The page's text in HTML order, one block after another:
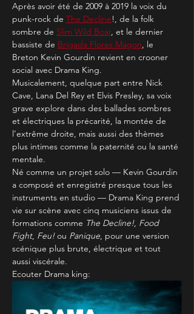
Après avoir été de 2009 à 2019 la voix du
punk-rock de The Decline!, de la folk
sombre de Slim Wild Boar, et le dernier
bassiste de Brigada Flores Magon, le
Breton Kevin Gourdin revient en crooner
social avec Drama King.
Musicalement, quelque part entre Nick
Cave, Lana Del Rey et Elvis Presley, sa voix
grave explore dans des ballades sombres
et électriques la précarité, la montée de
l’extrême droite, mais aussi des thèmes
plus intimes comme la paternité ou la santé
mentale.
Né comme un projet solo — Kevin Gourdin
a composé et enregistré presque tous les
instruments en studio — Drama King prend
vie sur scène avec cinq musiciens issus de
formations comme The Decline!, Food
Fight, Feu! ou Panique, pour une version
scénique plus brute, électrique et tout
aussi viscérale.
Ecouter Drama king: